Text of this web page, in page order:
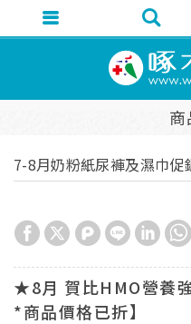
商
7-8月奶粉紙尿褲及濕巾促
★8月 賀比HMO營養
*商品價格已折】